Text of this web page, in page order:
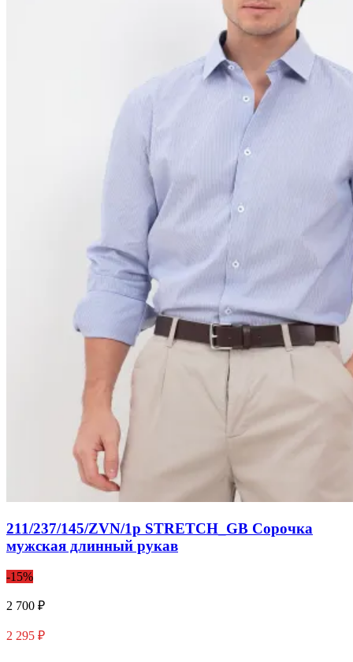
211/237/145/ZVN/1p STRETCH_GB Сорочка
мужская длинный рукав
-15%
2 700 ₽
2 295 ₽